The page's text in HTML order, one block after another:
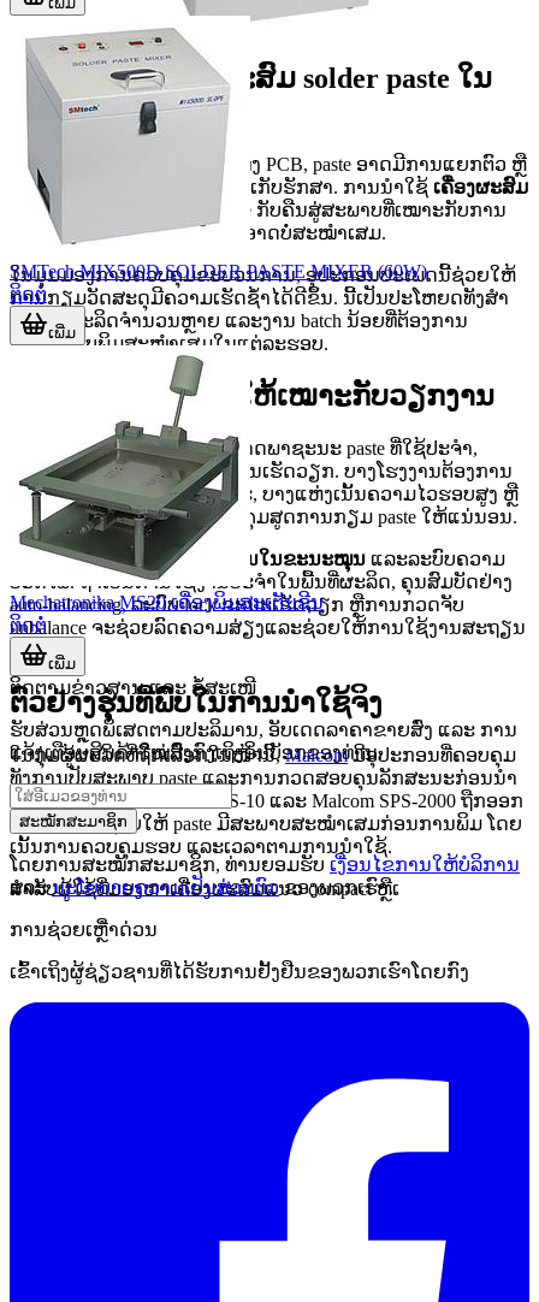
ບົດບາດຂອງເຄື່ອງຜະສົມ solder paste ໃນ
ສາຍການຜະລິດ
ກ່ອນການພິມ solder paste ລົງເທິງ PCB, paste ອາດມີການແຍກຕົວ ຫຼື
ມີຄວາມໜືດທີ່ປ່ຽນໄປຈາກການເກັບຮັກສາ. ການນໍາໃຊ້ ເຄື່ອງຜະສົມ
solder paste
ຊ່ວຍໃຫ້ເນື້ອ paste ກັບຄືນສູ່ສະພາບທີ່ເໝາະກັບການ
ພິມ ໂດຍຫຼຸດການກວນດ້ວຍມືທີ່ອາດບໍ່ສະໝໍາເສມ.
ໃນມຸມມອງການຄວບຄຸມຂະບວນການ, ອຸປະກອນປະເພດນີ້ຊ່ວຍໃຫ້
ການກຽມວັດສະດຸມີຄວາມເຮັດຊ້ໍາໄດ້ດີຂຶ້ນ. ນີ້ເປັນປະໂຫຍດທັງສໍາ
ລັບງານຜະລິດຈໍານວນຫຼາຍ ແລະງານ batch ນ້ອຍທີ່ຕ້ອງການ
ຄຸນນະພາບພິມສະໝໍາເສມໃນແຕ່ລະຮອບ.
ແນວທາງການເລືອກໃຫ້ເໝາະກັບວຽກງານ
ການເລືອກຄວນເລີ່ມຈາກຂະໜາດພາຊະນະ paste ທີ່ໃຊ້ປະຈໍາ,
ປະລິມານຕໍ່ວັນ ແລະຮູບແບບການເຮັດວຽກ. ບາງໂຮງງານຕ້ອງການ
ຮອງຮັບຫຼາຍຂະໜາດພາຊະນະ, ບາງແຫ່ງເນັ້ນຄວາມໄວຮອບສູງ ຫຼື
ການຕັ້ງເວລາລະອຽດເພື່ອຄວບຄຸມສູດການກຽມ paste ໃຫ້ແນ່ນອນ.
ອີກປັດໃຈໜຶ່ງແມ່ນ ຄວາມສົມດຸນໃນຂະນະໝຸນ ແລະລະບົບຄວາມ
ປອດໄພ. ຖ້າເປັນການໃຊ້ງານປະຈໍາໃນພື້ນທີ່ຜະລິດ, ຄຸນສົມບັດຢ່າງ
auto-balancing, ລະບົບ lock ຂະນະເຮັດວຽກ ຫຼືການກວດຈັບ
unbalance ຈະຊ່ວຍລົດຄວາມສ່ຽງແລະຊ່ວຍໃຫ້ການໃຊ້ງານສະຖຽນ
ກວ່າ.
ຕົວຢ່າງຮຸ່ນທີ່ພົບໃນການນໍາໃຊ້ຈິງ
ໃນກຸ່ມຜູ້ຜະລິດທີ່ຖືກເລືອກໃນໜ້ານີ້,Malcomມີອຸປະກອນທີ່ຄອບຄຸມ
ທັງການປັບສະພາບ paste ແລະການກວດສອບຄຸນລັກສະນະກ່ອນນໍາ
ໃຊ້. ຕົວຢ່າງເຊັ່ນ Malcom SPS-10 ແລະ Malcom SPS-2000 ຖືກອອກ
ແບບມາເພື່ອຊ່ວຍໃຫ້ paste ມີສະພາບສະໝໍາເສມກ່ອນການພິມ ໂດຍ
ເນັ້ນການຄວບຄຸມຮອບ ແລະເວລາຕາມການນໍາໃຊ້.
ສໍາລັບຜູ້ໃຊ້ທີ່ມອງຫາເຄື່ອງຜະສົມແນວ compact ຫຼືເ
SMTech MIX500D SOLDER PASTE MIXER (60W)
ຕິດຕໍ່
ເພີ່ມ
Mechatronika MS20 ເຄື່ອງພິມສະເຕັນຊີນ
ຕິດຕໍ່
ເພີ່ມ
ຕິດຕາມຂ່າວສານ ແລະ ຂໍ້ສະເໜີ
ຮັບສ່ວນຫຼຸດພິເສດຕາມປະລິມານ, ອັບເດດລາຄາຂາຍສົ່ງ ແລະ ການ
ແຈ້ງເຕືອນສິນຄ້າໃໝ່ສົ່ງກົງເຖິງອິນບັອກຂອງທ່ານ.
ສະໝັກສະມາຊິກ
ໂດຍການສະໝັກສະມາຊິກ, ທ່ານຍອມຮັບ ເງື່ອນໄຂການໃຫ້ບໍລິການ
ແລະນະໂຍບາຍຄວາມເປັນສ່ວນຕົວຂອງພວກເຮົາ.
ການຊ່ວຍເຫຼືໍາດ່ວນ
ເຂົ້າເຖິງຜູ້ຊ່ຽວຊານທີ່ໄດ້ຮັບການຢັ້ງຢືນຂອງພວກເຮົາໂດຍກົງ